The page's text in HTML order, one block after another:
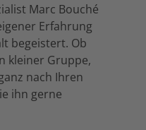
Marc Bouché
Erfahrung
begeistert. Ob
kleiner Gruppe,
nach Ihren
ihn gerne